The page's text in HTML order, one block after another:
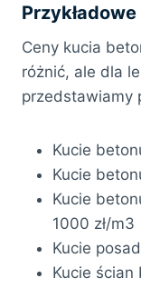
Ceny kucia
różnić, ale dla
przedstawiamy
Kucie
Kucie
Kucie
1000 zł/m3
Kucie
Kucie